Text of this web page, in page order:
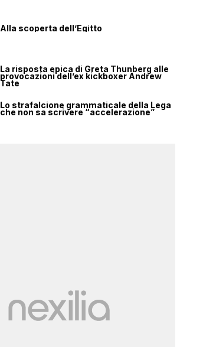
Alla scoperta dell’Egitto
La risposta epica di Greta Thunberg alle
provocazioni dell’ex kickboxer Andrew
Tate
Lo strafalcione grammaticale della Lega
che non sa scrivere “accelerazione”